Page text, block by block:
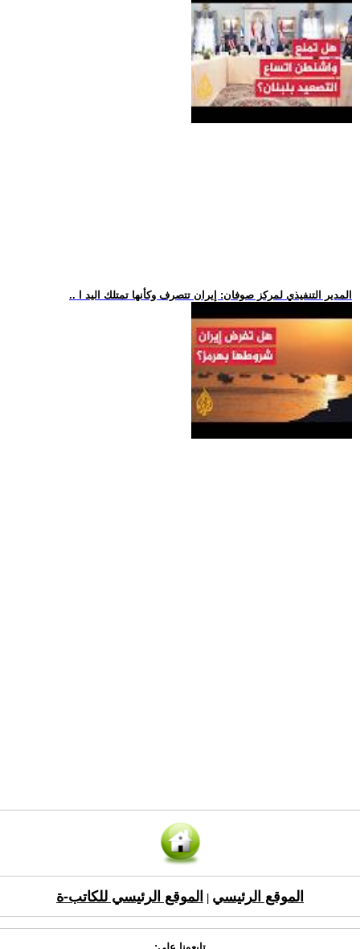
.. المدير التنفيذي لمركز صوفان: إيران تتصرف وكأنها تمتلك اليد ا
الموقع الرئيسي الموقع الرئيسي للكاتب-ة